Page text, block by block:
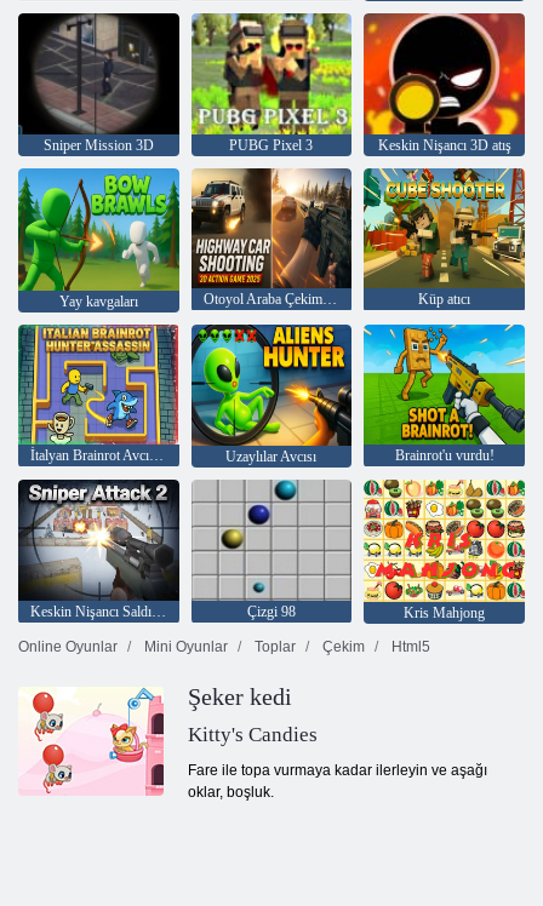
Sniper Mission 3D PUBG Pixel 3 Keskin Nişancı 3D atış
Yay kavgaları Otoyol Araba Çekimi 3D Aksiyon Oyunu 2025 Küp atıcı
İtalyan Brainrot Avcı Suikastçısı Uzaylılar Avcısı Brainrot'u vurdu!
Keskin Nişancı Saldırısı 2 Çizgi 98
Kris Mahjong
Online Oyunlar
Mini Oyunlar Toplar Çekim Html5
Şeker kedi
Kitty's Candies
Fare ile topa vurmaya kadar ilerleyin ve aşağı
oklar, boşluk.